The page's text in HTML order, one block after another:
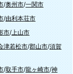
/奥州市/一関市
/由利本荘市
市/上山市
津若松市/郡山市/須賀
/取手市/龍ヶ崎市/神